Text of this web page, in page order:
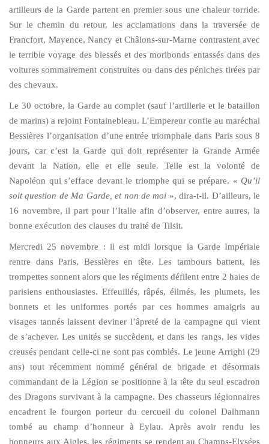
artilleurs de la Garde partent en premier sous une chaleur torride.
Sur le chemin du retour, les acclamations dans la traversée de
Francfort, Mayence, Nancy et Châlons-sur-Marne contrastent avec
le terrible voyage des blessés et des moribonds entassés dans des
voitures sommairement construites ou dans des péniches tirées par
des chevaux.
Le 30 octobre, la Garde au complet (sauf l’artillerie et le bataillon
de marins) a rejoint Fontainebleau. L’Empereur confie au maréchal
Bessières l’organisation d’une entrée triomphale dans Paris sous 8
jours, car c’est la Garde qui doit représenter la Grande Armée
devant la Nation, elle et elle seule. Telle est la volonté de
Napoléon qui s’efface devant le triomphe qui se prépare. « Qu’il
soit question de Ma Garde, et non de moi », dira-t-il. D’ailleurs, le
16 novembre, il part pour l’Italie afin d’observer, entre autres, la
bonne exécution des clauses du traité de Tilsit.
Mercredi 25 novembre : il est midi lorsque la Garde Impériale
rentre dans Paris, Bessières en tête. Les tambours battent, les
trompettes sonnent alors que les régiments défilent entre 2 haies de
parisiens enthousiastes. Effeuillés, râpés, élimés, les plumets, les
bonnets et les uniformes portés par ces hommes amaigris au
visages tannés laissent deviner l’âpreté de la campagne qui vient
de s’achever. Les unités se succèdent, et dans les rangs, les vides
creusés pendant celle-ci ne sont pas comblés. Le jeune Arrighi (29
ans) tout récemment nommé général de brigade et désormais
commandant de la Légion se positionne à la tête du seul escadron
des Dragons survivant à la campagne. Des chasseurs légionnaires
encadrent le fourgon porteur du cercueil du colonel Dalhmann
tombé au champ d’honneur à Eylau. Après avoir rendu les
honneurs aux Aigles, les régiments se rendent au Champs-Elysées